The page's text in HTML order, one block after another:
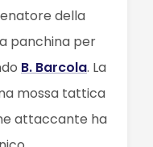
della
panchina per
B. Barcola. La
mossa tattica
attaccante ha